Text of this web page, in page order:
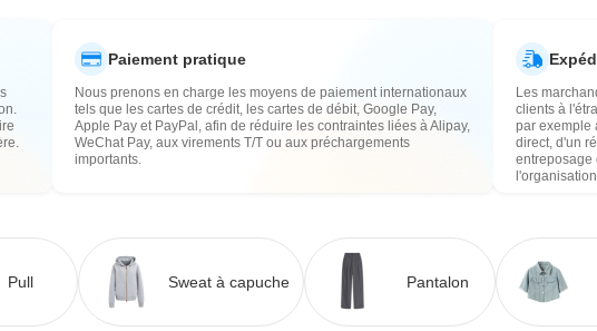
Paiement pratique
Nous prenons en charge les moyens de paiement internationaux
tels que les cartes de crédit, les cartes de débit, Google Pay,
Apple Pay et PayPal, afin de réduire les contraintes liées à Alipay,
WeChat Pay, aux virements T/T ou aux préchargements
importants.
Les
clients à
par exemple
direct, d'un
entreposage
Pull Sweat à capuche Pantalon